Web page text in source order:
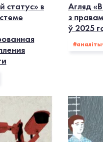
статус» в
Агляд
з
ў 2025